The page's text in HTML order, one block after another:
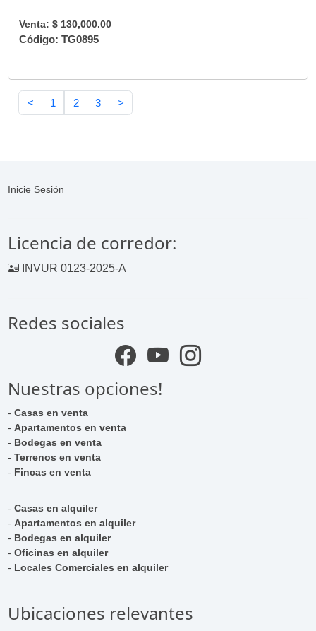
Venta: $ 130,000.00
Código: TG0895
< 1 2 3 >
Inicie Sesión
Licencia de corredor:
INVUR 0123-2025-A
Redes sociales
Nuestras opciones!
-Casas en venta
-Apartamentos en venta
- Bodegas en venta
-Terrenos en venta
- Fincas en venta
-Casas en alquiler
-Apartamentos en alquiler
- Bodegas en alquiler
-Oficinas en alquiler
- Locales Comerciales en alquiler
Ubicaciones relevantes